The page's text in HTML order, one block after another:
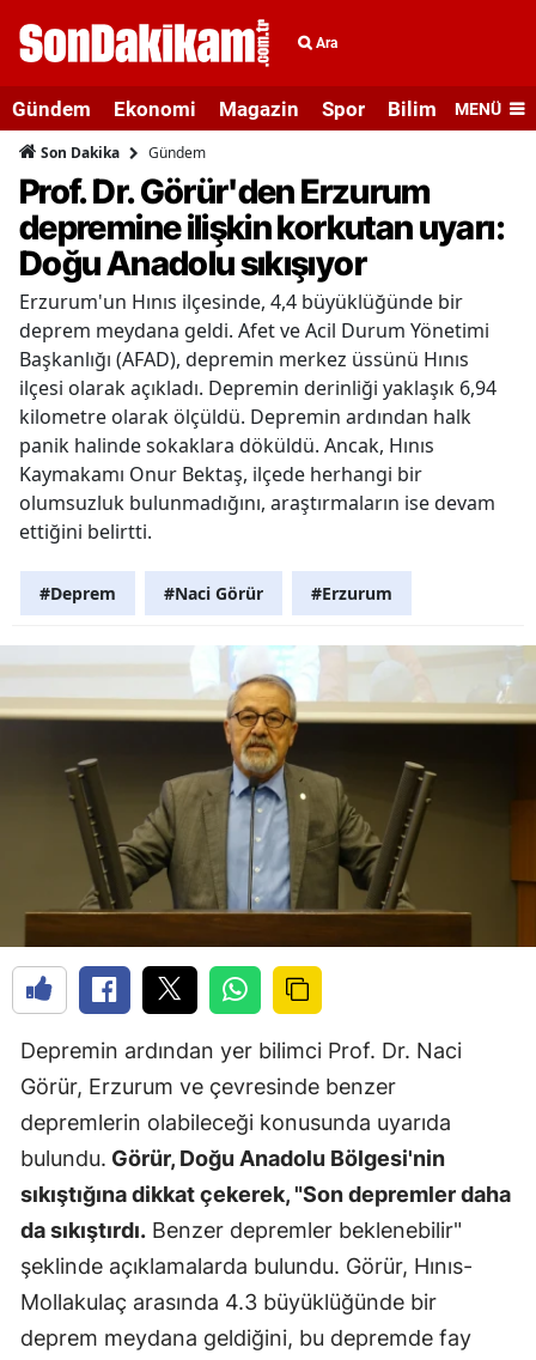
Ara
Gündem Ekonomi Magazin Spor Bilim veMENÜ
Son Dakika Gündem
Prof. Dr. Görür'den Erzurum
depremine ilişkin korkutan uyarı:
Doğu Anadolu sıkışıyor
Erzurum'un Hınıs ilçesinde, 4,4 büyüklüğünde bir
deprem meydana geldi. Afet ve Acil Durum Yönetimi
Başkanlığı (AFAD), depremin merkez üssünü Hınıs
ilçesi olarak açıkladı. Depremin derinliği yaklaşık 6,94
kilometre olarak ölçüldü. Depremin ardından halk
panik halinde sokaklara döküldü. Ancak, Hınıs
Kaymakamı Onur Bektaş, ilçede herhangi bir
olumsuzluk bulunmadığını, araştırmaların ise devam
ettiğini belirtti.
#Deprem #Naci Görür #Erzurum
Depremin ardından yer bilimci Prof. Dr. Naci
Görür, Erzurum ve çevresinde benzer
depremlerin olabileceği konusunda uyarıda
bulundu. Görür, Doğu Anadolu Bölgesi'nin
sıkıştığına dikkat çekerek, "Son depremler daha
da sıkıştırdı. Benzer depremler beklenebilir"
şeklinde açıklamalarda bulundu. Görür, Hınıs-
Mollakulaç arasında 4.3 büyüklüğünde bir
deprem meydana geldiğini, bu depremde fay